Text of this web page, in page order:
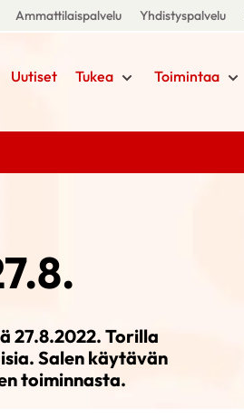
Ammattilaispalvelu Yhdistyspalvelu
Uutiset Tukea Toimintaa
27.8.2022. Torilla
Salen käytävän
toiminnasta.